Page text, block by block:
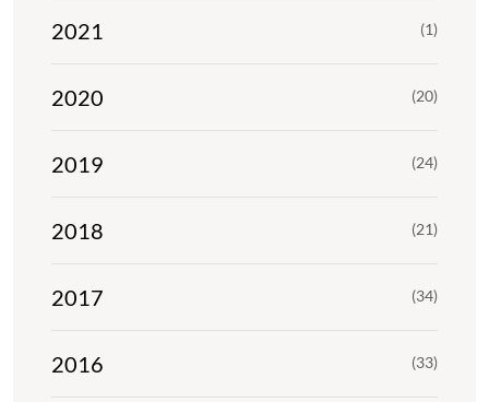
2021 (1)
2020 (20)
2019 (24)
2018 (21)
2017 (34)
2016 (33)